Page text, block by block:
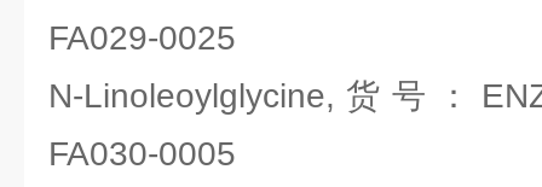
FA029-0025
N-Linoleoylglycine,货号：
FA030-0005